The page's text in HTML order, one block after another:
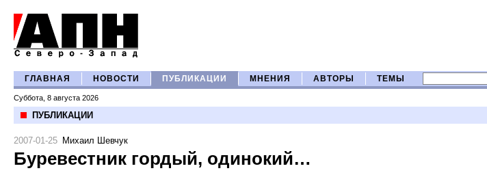
ГЛАВНАЯ НОВОСТИ ПУБЛИКАЦИИ МНЕНИЯ АВТОРЫ ТЕМЫ
Суббота, 8 августа 2026
ПУБЛИКАЦИИ
2007-01-25 Михаил Шевчук
Буревестник гордый, одинокий…